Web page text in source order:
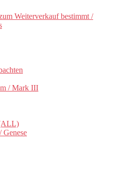
Weiterverkauf bestimmt /
/ Mark III
Genese